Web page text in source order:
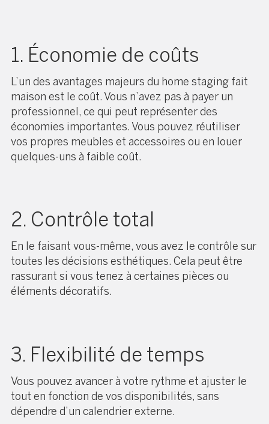
1. Économie de coûts
L’un des avantages majeurs du home staging fait
maison est le coût. Vous n’avez pas à payer un
professionnel, ce qui peut représenter des
économies importantes. Vous pouvez réutiliser
vos propres meubles et accessoires ou en louer
quelques-uns à faible coût.
2. Contrôle total
En le faisant vous-même, vous avez le contrôle sur
toutes les décisions esthétiques. Cela peut être
rassurant si vous tenez à certaines pièces ou
éléments décoratifs.
3. Flexibilité de temps
Vous pouvez avancer à votre rythme et ajuster le
tout en fonction de vos disponibilités, sans
dépendre d’un calendrier externe.